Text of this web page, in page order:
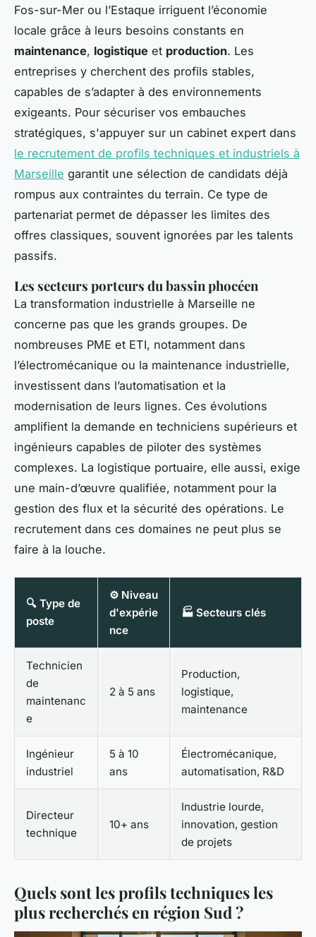
Fos-sur-Mer ou l’Estaque irriguent l’économie
locale grâce à leurs besoins constants en
maintenance, logistique et production. Les
entreprises y cherchent des profils stables,
capables de s’adapter à des environnements
exigeants. Pour sécuriser vos embauches
stratégiques, s'appuyer sur un cabinet expert dans
le recrutement de profils techniques et industriels à
Marseille garantit une sélection de candidats déjà
rompus aux contraintes du terrain. Ce type de
partenariat permet de dépasser les limites des
offres classiques, souvent ignorées par les talents
passifs.
Les secteurs porteurs du bassin phocéen
La transformation industrielle à Marseille ne
concerne pas que les grands groupes. De
nombreuses PME et ETI, notamment dans
l’électromécanique ou la maintenance industrielle,
investissent dans l’automatisation et la
modernisation de leurs lignes. Ces évolutions
amplifient la demande en techniciens supérieurs et
ingénieurs capables de piloter des systèmes
complexes. La logistique portuaire, elle aussi, exige
une main-d’œuvre qualifiée, notamment pour la
gestion des flux et la sécurité des opérations. Le
recrutement dans ces domaines ne peut plus se
faire à la louche.
🔍 Type de
poste
⚙️ Niveau
d'expérie
nce
🏭 Secteurs clés
Technicien
de
maintenanc
e
2 à 5 ans
Production,
logistique,
maintenance
Ingénieur
industriel
5 à 10
ans
Électromécanique,
automatisation, R&D
Directeur
technique
10+ ans
Industrie lourde,
innovation, gestion
de projets
Quels sont les profils techniques les
plus recherchés en région Sud ?